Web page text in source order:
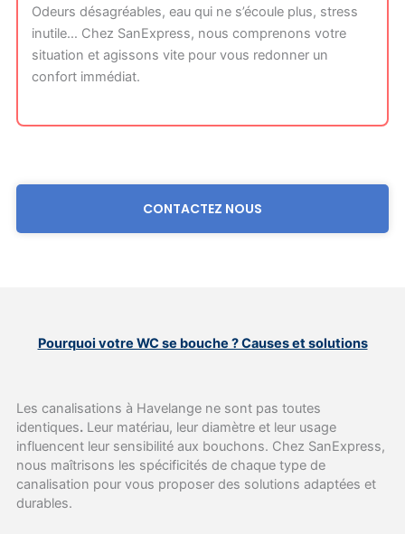
Odeurs désagréables, eau qui ne s’écoule plus, stress
inutile… Chez SanExpress, nous comprenons votre
situation et agissons vite pour vous redonner un
confort immédiat.
CONTACTEZ NOUS
Pourquoi votre WC se bouche ? Causes et solutions
Les canalisations à Havelange ne sont pas toutes
identiques. Leur matériau, leur diamètre et leur usage
influencent leur sensibilité aux bouchons. Chez SanExpress,
nous maîtrisons les spécificités de chaque type de
canalisation pour vous proposer des solutions adaptées et
durables.